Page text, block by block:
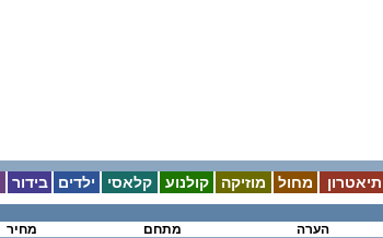
בידור ילדים קלאסי קולנוע מוזיקה מחול תיאטרון
מחיר מתחם הערה